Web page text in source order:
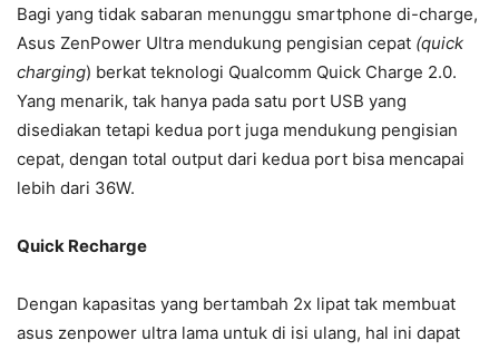
Bagi yang tidak sabaran menunggu smartphone di-charge,
Asus ZenPower Ultra mendukung pengisian cepat (quick
charging) berkat teknologi Qualcomm Quick Charge 2.0.
Yang menarik, tak hanya pada satu port USB yang
disediakan tetapi kedua port juga mendukung pengisian
cepat, dengan total output dari kedua port bisa mencapai
lebih dari 36W.
Quick Recharge
Dengan kapasitas yang bertambah 2x lipat tak membuat
asus zenpower ultra lama untuk di isi ulang, hal ini dapat